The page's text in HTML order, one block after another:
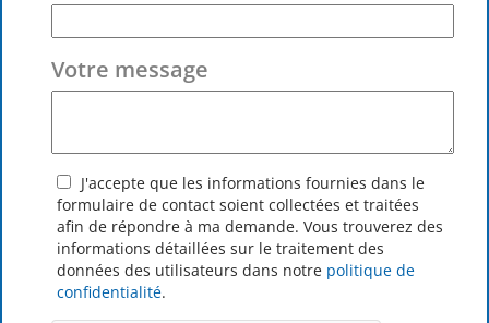
Votre message
J'accepte que les informations fournies dans le
formulaire de contact soient collectées et traitées
afin de répondre à ma demande. Vous trouverez des
informations détaillées sur le traitement des
données des utilisateurs dans notre politique de
confidentialité.